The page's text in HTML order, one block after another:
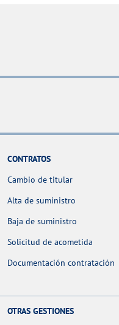
CONTRATOS
Cambio de titular
Alta de suministro
Baja de suministro
Solicitud de acometida
Documentación contratación
OTRAS GESTIONES